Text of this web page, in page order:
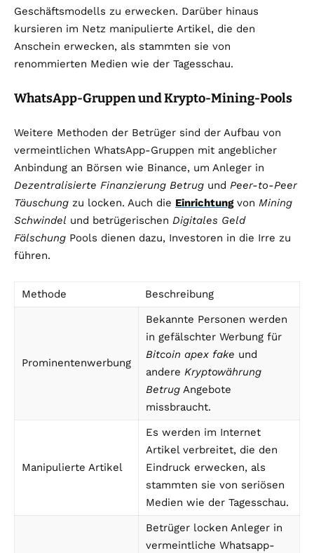
Geschäftsmodells zu erwecken. Darüber hinaus
kursieren im Netz manipulierte Artikel, die den
Anschein erwecken, als stammten sie von
renommierten Medien wie der Tagesschau.
WhatsApp-Gruppen und Krypto-Mining-Pools
Weitere Methoden der Betrüger sind der Aufbau von
vermeintlichen WhatsApp-Gruppen mit angeblicher
Anbindung an Börsen wie Binance, um Anleger in
Dezentralisierte Finanzierung Betrug und Peer-to-Peer
Täuschung zu locken. Auch die Einrichtungvon Mining
Schwindel und betrügerischen Digitales Geld
Fälschung Pools dienen dazu, Investoren in die Irre zu
führen.
Methode Beschreibung
Prominentenwerbung
Bekannte Personen werden
in gefälschter Werbung für
Bitcoin apex fake und
andere Kryptowährung
Betrug Angebote
missbraucht.
Manipulierte Artikel
Es werden im Internet
Artikel verbreitet, die den
Eindruck erwecken, als
stammten sie von seriösen
Medien wie der Tagesschau.
Betrüger locken Anleger in
vermeintliche Whatsapp-